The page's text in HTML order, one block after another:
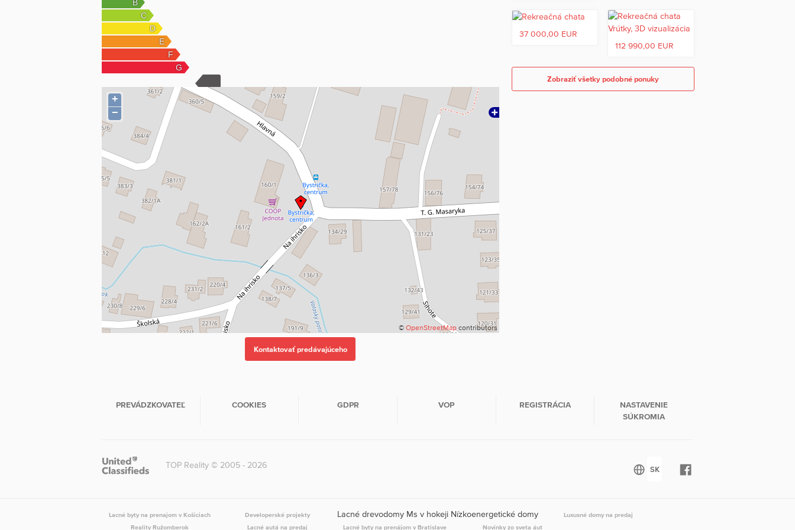
Autom sa prichádza na parkovacie miesto pod chatou, v blízkosti ktorého preteká menší potok. Od
parkovania pokračuje približne 150-metrový peší prístup ku chate.
Nehnuteľnosť má pridelené súpisné číslo a je zapísaná na liste vlastníctva.
Videoprehliadku nehnuteľnosti si môžete pozrieť na tomto odkaze: https://www.youtube.com/shorts/il4n-
a4lE2w
Konečná cena nehnuteľnosti je 68 900 € a zahŕňa províziu realitnej kancelárie, kompletný právny servis a
všetky služby spojené s bezpečným prevodom nehnuteľnosti.
Ponuka je spracovaná na základe dostupných podkladov a informácií od vlastníka nehnuteľnosti. V
prípade záujmu vám radi poskytneme bližšie informácie a dohodneme si osobnú obhliadku.
+
−
© OpenStreetMapcontributors
37 000,00 EUR
112 990,00 EUR
Zobraziť všetky podobné ponuky
PREVÁDZKOVATEĽ COOKIES GDPR VOP REGISTRÁCIA
NASTAVENIE
SÚKROMIA
TOP Reality © 2005 - 2026
Lacné byty na prenajom v Košiciach Developerské projekty Lacné drevodomy Ms v hokeji Nízkoenergetické domy
Luxusné domy na predaj
Reality Ružomberok
Lacné autá na predaj Lacné byty na prenájom v Bratislave Novinky zo sveta áut